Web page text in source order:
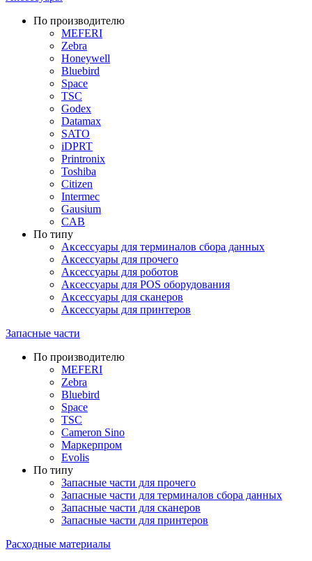
По производителю
MEFERI
Zebra
Honeywell
Bluebird
Space
TSC
Godex
Datamax
SATO
iDPRT
Printronix
Toshiba
Citizen
Intermec
Gausium
CAB
По типу
Аксессуары для терминалов сбора данных
Аксессуары для прочего
Аксессуары для роботов
Аксессуары для POS оборудования
Аксессуары для сканеров
Аксессуары для принтеров
Запасные части
По производителю
MEFERI
Zebra
Bluebird
Space
TSC
Cameron Sino
Маркерпром
Evolis
По типу
Запасные части для прочего
Запасные части для терминалов сбора данных
Запасные части для сканеров
Запасные части для принтеров
Расходные материалы